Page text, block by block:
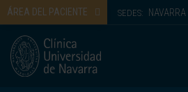
ÁREA DEL PACIENTE SEDES: NAVARRA